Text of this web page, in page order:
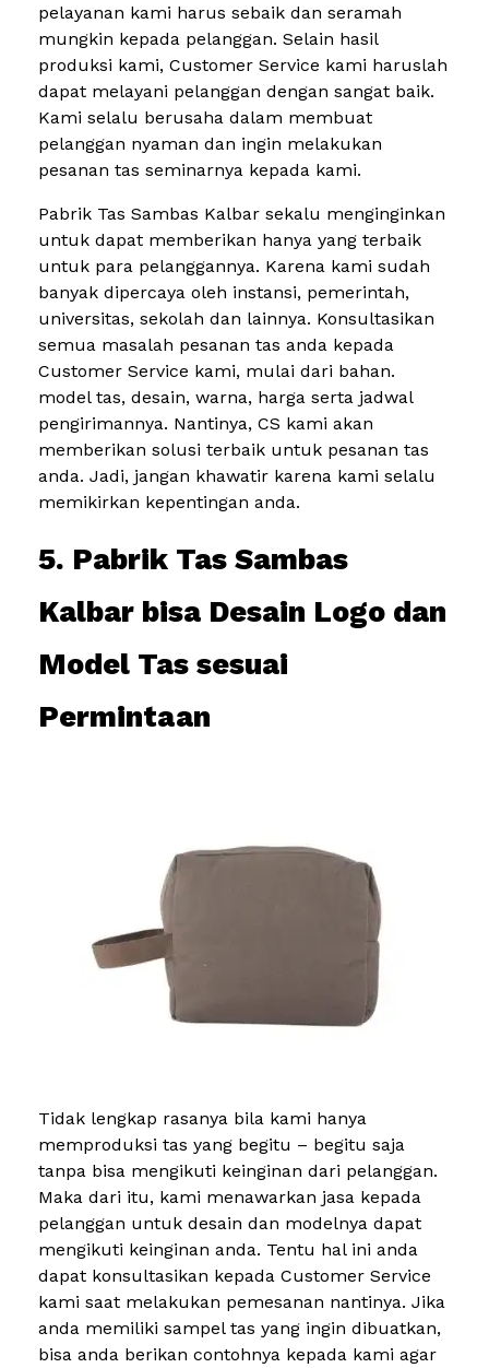
pelayanan kami harus sebaik dan seramah
mungkin kepada pelanggan. Selain hasil
produksi kami, Customer Service kami haruslah
dapat melayani pelanggan dengan sangat baik.
Kami selalu berusaha dalam membuat
pelanggan nyaman dan ingin melakukan
pesanan tas seminarnya kepada kami.
Pabrik Tas Sambas Kalbar sekalu menginginkan
untuk dapat memberikan hanya yang terbaik
untuk para pelanggannya. Karena kami sudah
banyak dipercaya oleh instansi, pemerintah,
universitas, sekolah dan lainnya. Konsultasikan
semua masalah pesanan tas anda kepada
Customer Service kami, mulai dari bahan.
model tas, desain, warna, harga serta jadwal
pengirimannya. Nantinya, CS kami akan
memberikan solusi terbaik untuk pesanan tas
anda. Jadi, jangan khawatir karena kami selalu
memikirkan kepentingan anda.
5. Pabrik Tas Sambas
Kalbar bisa Desain Logo dan
Model Tas sesuai
Permintaan
Tidak lengkap rasanya bila kami hanya
memproduksi tas yang begitu – begitu saja
tanpa bisa mengikuti keinginan dari pelanggan.
Maka dari itu, kami menawarkan jasa kepada
pelanggan untuk desain dan modelnya dapat
mengikuti keinginan anda. Tentu hal ini anda
dapat konsultasikan kepada Customer Service
kami saat melakukan pemesanan nantinya. Jika
anda memiliki sampel tas yang ingin dibuatkan,
bisa anda berikan contohnya kepada kami agar